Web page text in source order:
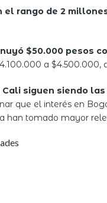
rango de 2
$50.000 pesos
a $4.500.000,
siguen siendo
que el interés en
han tomado mayor